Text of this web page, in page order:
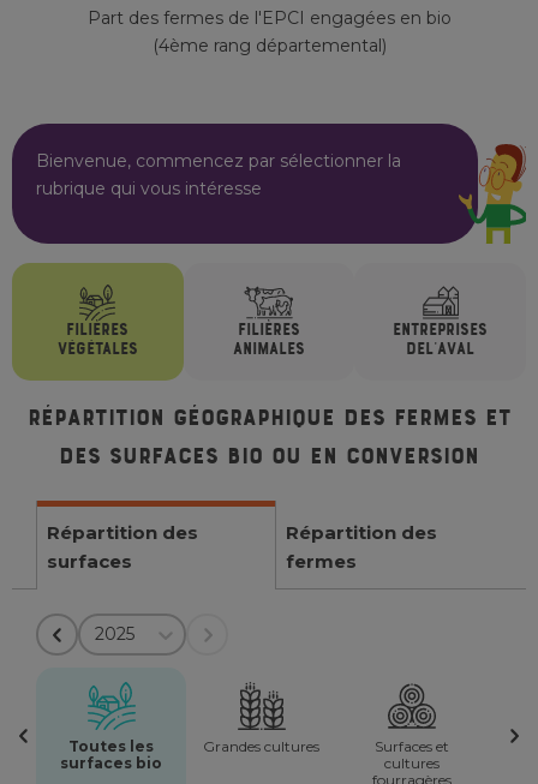
Part des fermes de l'EPCI engagées en bio
(4ème rang départemental)
Bienvenue, commencez par sélectionner la
rubrique qui vous intéresse
FILIÈRES
VÉGÉTALES
FILIÈRES
ANIMALES
ENTREPRISES
DEL'AVAL
Répartition géographique des fermes et
des surfaces bio ou en conversion
Répartition des
surfaces
Répartition des
fermes
2025
Toutes les
surfaces bio
Grandes cultures
Surfaces et
cultures
fourragères